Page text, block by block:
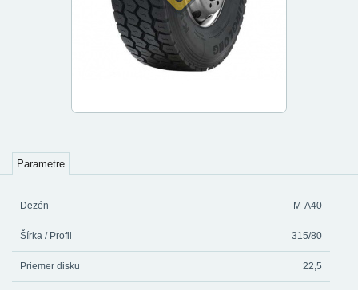
Parametre
Dezén M-A40
Šírka / Profil 315/80
Priemer disku 22,5